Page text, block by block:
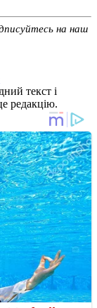
на наш
текст і
редакцію.